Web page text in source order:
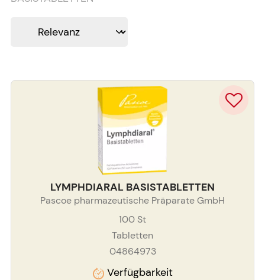
LYMPHDIARAL BASISTABLETTEN
Pascoe pharmazeutische Präparate GmbH
100 St
Tabletten
04864973
Verfügbarkeit